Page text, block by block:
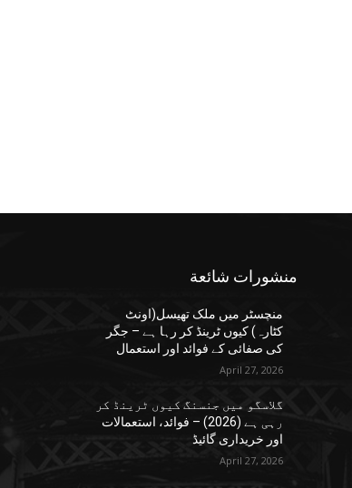
منشورات شائعة
منچسٹر میں ملک تھیسل(اونٹ
کٹارہ) کیوں ٹرینڈ کر رہا ہے – جگر
کی صفائی کے فوائد اور استعمال
April 27, 2026
گلاسگو میں جنسنگ کیوں ٹرینڈ کر
رہی ہے (2026) – فوائد، استعمالات
اور خریداری گائیڈ
April 27, 2026